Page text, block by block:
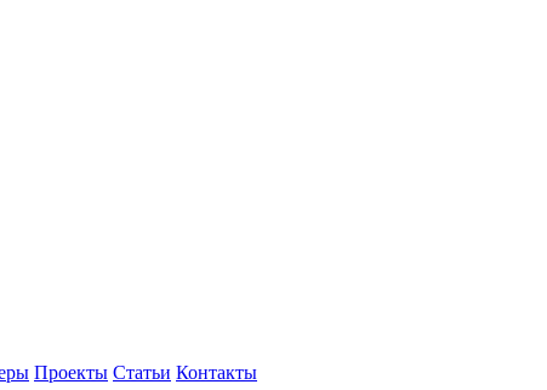
Проекты Статьи Контакты